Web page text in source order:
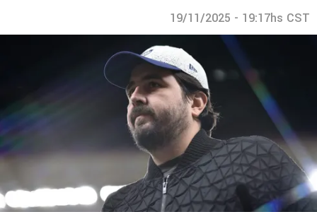
19/11/2025 - 19:17hs CST